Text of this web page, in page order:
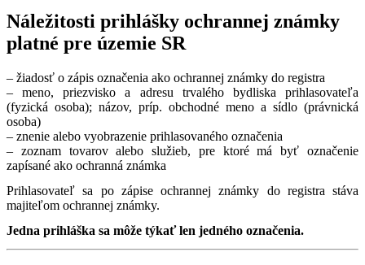
Náležitosti prihlášky ochrannej známky
platné pre územie SR
– žiadosť o zápis označenia ako ochrannej známky do registra
– meno, priezvisko a adresu trvalého bydliska prihlasovateľa
(fyzická osoba); názov, príp. obchodné meno a sídlo (právnická
osoba)
– znenie alebo vyobrazenie prihlasovaného označenia
– zoznam tovarov alebo služieb, pre ktoré má byť označenie
zapísané ako ochranná známka
Prihlasovateľ sa po zápise ochrannej známky do registra stáva
majiteľom ochrannej známky.
Jedna prihláška sa môže týkať len jedného označenia.